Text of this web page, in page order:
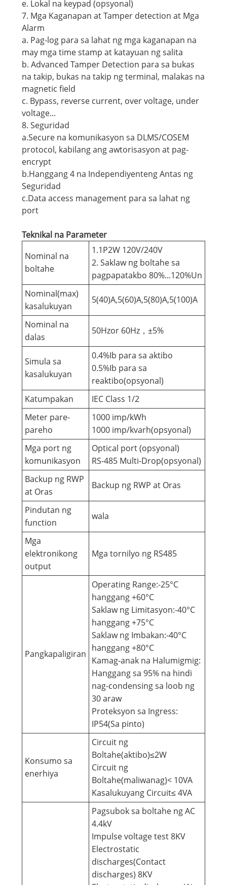
e. Lokal na keypad (opsyonal)
7. Mga Kaganapan at Tamper detection at Mga
Alarm
a. Pag-log para sa lahat ng mga kaganapan na
may mga time stamp at katayuan ng salita
b. Advanced Tamper Detection para sa bukas
na takip, bukas na takip ng terminal, malakas na
magnetic field
c. Bypass, reverse current, over voltage, under
voltage...
8. Seguridad
a.Secure na komunikasyon sa DLMS/COSEM
protocol, kabilang ang awtorisasyon at pag-
encrypt
b.Hanggang 4 na Independiyenteng Antas ng
Seguridad
c.Data access management para sa lahat ng
port
Teknikal na Parameter
Nominal na
boltahe
1.1P2W 120V/240V
2. Saklaw ng boltahe sa
pagpapatakbo 80%...120%Un
Nominal(max)
kasalukuyan
5(40)A,5(60)A,5(80)A,5(100)A
Nominal na
dalas
50Hzor 60Hz，±5%
Simula sa
kasalukuyan
0.4%Ib para sa aktibo
0.5%Ib para sa
reaktibo(opsyonal)
Katumpakan
IEC Class 1/2
Meter pare-
pareho
1000 imp/kWh
1000 imp/kvarh(opsyonal)
Mga port ng
komunikasyon
Optical port (opsyonal)
RS-485 Multi-Drop(opsyonal)
Backup ng RWP
at Oras
Backup ng RWP at Oras
Pindutan ng
function
wala
Mga
elektronikong
output
Mga tornilyo ng RS485
Pangkapaligiran
Operating Range:-25°C
hanggang +60°C
Saklaw ng Limitasyon:-40°C
hanggang +75°C
Saklaw ng Imbakan:-40°C
hanggang +80°C
Kamag-anak na Halumigmig:
Hanggang sa 95% na hindi
nag-condensing sa loob ng
30 araw
Proteksyon sa Ingress:
IP54(Sa pinto)
Konsumo sa
enerhiya
Circuit ng
Boltahe(aktibo)≤2W
Circuit ng
Boltahe(maliwanag)< 10VA
Kasalukuyang Circuit≤ 4VA
Pagsubok sa boltahe ng AC
4.4kV
Impulse voltage test 8KV
Electrostatic
discharges(Contact
discharges) 8KV